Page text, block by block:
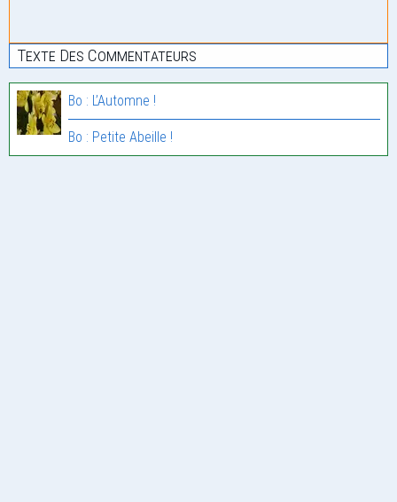
Texte Des Commentateurs
Bo : L’Automne !
Bo : Petite Abeille !